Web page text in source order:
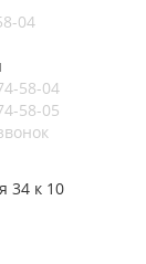
04
58-04
58-05
34 к 10